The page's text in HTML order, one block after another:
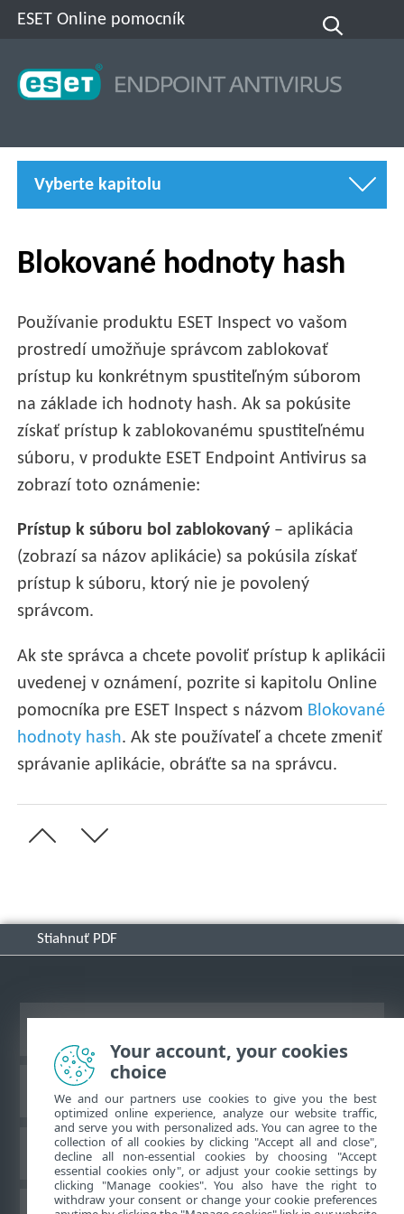
ESET Online pomocník
Vyberte kapitolu
Blokované hodnoty hash
Používanie produktu ESET Inspect vo vašom
prostredí umožňuje správcom zablokovať
prístup ku konkrétnym spustiteľným súborom
na základe ich hodnoty hash. Ak sa pokúsite
získať prístup k zablokovanému spustiteľnému
súboru, v produkte ESET Endpoint Antivirus sa
zobrazí toto oznámenie:
Prístup k súboru bol zablokovaný– aplikácia
(zobrazí sa názov aplikácie) sa pokúsila získať
prístup k súboru, ktorý nie je povolený
správcom.
Ak ste správca a chcete povoliť prístup k aplikácii
uvedenej v oznámení, pozrite si kapitolu Online
pomocníka pre ESET Inspect s názvom Blokované
hodnoty hash. Ak ste používateľ a chcete zmeniť
správanie aplikácie, obráťte sa na správcu.
Stiahnuť PDF
Databáza znalostí ESET
ESET Fórum
Your account, your cookies
choice
We and our partners use cookies to give you the best
optimized online experience, analyze our website traffic,
and serve you with personalized ads. You can agree to the
collection of all cookies by clicking "Accept all and close",
decline all non-essential cookies by choosing "Accept
essential cookies only", or adjust your cookie settings by
clicking "Manage cookies". You also have the right to
withdraw your consent or change your cookie preferences